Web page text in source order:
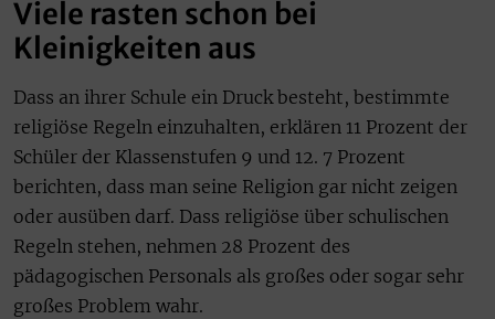
Viele rasten schon bei
Kleinigkeiten aus
Dass an ihrer Schule ein Druck besteht, bestimmte
religiöse Regeln einzuhalten, erklären 11 Prozent der
Schüler der Klassenstufen 9 und 12. 7 Prozent
berichten, dass man seine Religion gar nicht zeigen
oder ausüben darf. Dass religiöse über schulischen
Regeln stehen, nehmen 28 Prozent des
pädagogischen Personals als großes oder sogar sehr
großes Problem wahr.